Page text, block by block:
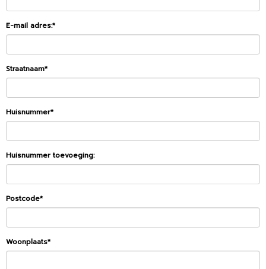
E-mail adres:*
Straatnaam*
Huisnummer*
Huisnummer toevoeging:
Postcode*
Woonplaats*